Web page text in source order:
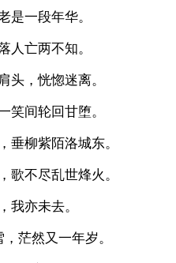
一段年华。
亡两不知。
，恍惚迷离。
间轮回甘堕。
柳紫陌洛城东。
不尽乱世烽火。
亦未去。
茫然又一年岁。